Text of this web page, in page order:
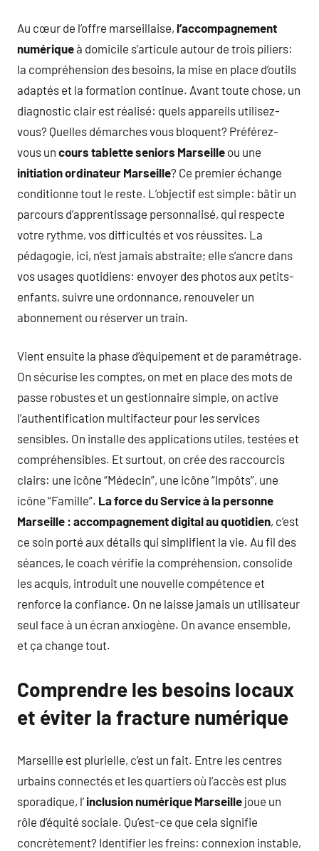
Au cœur de l’offre marseillaise, l’accompagnement
numériqueà domicile s’articule autour de trois piliers:
la compréhension des besoins, la mise en place d’outils
adaptés et la formation continue. Avant toute chose, un
diagnostic clair est réalisé: quels appareils utilisez-
vous? Quelles démarches vous bloquent? Préférez-
vous un cours tablette seniors Marseille ou une
initiation ordinateur Marseille? Ce premier échange
conditionne tout le reste. L’objectif est simple: bâtir un
parcours d’apprentissage personnalisé, qui respecte
votre rythme, vos difficultés et vos réussites. La
pédagogie, ici, n’est jamais abstraite; elle s’ancre dans
vos usages quotidiens: envoyer des photos aux petits-
enfants, suivre une ordonnance, renouveler un
abonnement ou réserver un train.
Vient ensuite la phase d’équipement et de paramétrage.
On sécurise les comptes, on met en place des mots de
passe robustes et un gestionnaire simple, on active
l’authentification multifacteur pour les services
sensibles. On installe des applications utiles, testées et
compréhensibles. Et surtout, on crée des raccourcis
clairs: une icône “Médecin”, une icône “Impôts”, une
icône “Famille”. La force du Service à la personne
Marseille : accompagnement digital au quotidien, c’est
ce soin porté aux détails qui simplifient la vie. Au fil des
séances, le coach vérifie la compréhension, consolide
les acquis, introduit une nouvelle compétence et
renforce la confiance. On ne laisse jamais un utilisateur
seul face à un écran anxiogène. On avance ensemble,
et ça change tout.
Comprendre les besoins locaux
et éviter la fracture numérique
Marseille est plurielle, c’est un fait. Entre les centres
urbains connectés et les quartiers où l’accès est plus
sporadique, l’inclusion numérique Marseille joue un
rôle d’équité sociale. Qu’est-ce que cela signifie
concrètement? Identifier les freins: connexion instable,